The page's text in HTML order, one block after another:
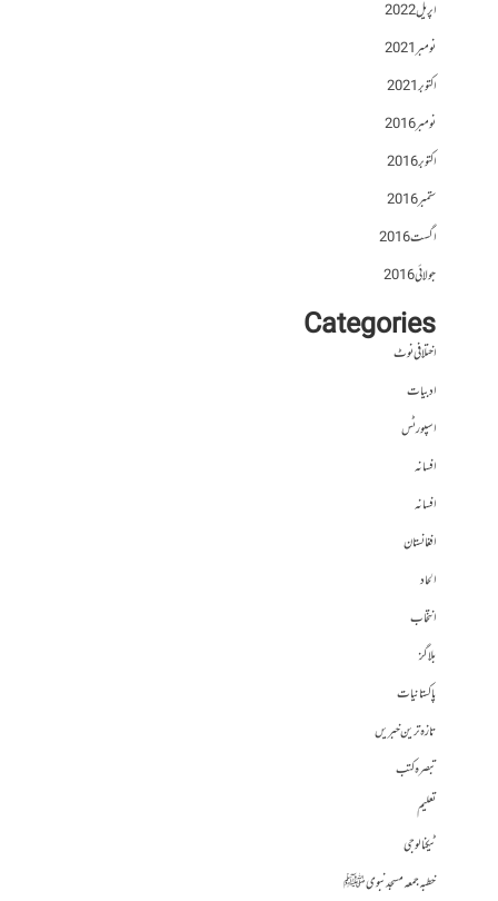
اپریل 2022
نومبر 2021
اکتوبر 2021
نومبر 2016
اکتوبر 2016
ستمبر 2016
اگست 2016
جولائی 2016
Categories
اختلافی نوٹ
ادبیات
اسپورٹس
افسانہ
افسانہ
افغانستان
الحاد
انتخاب
بلاگز
پاکستانیات
تازہ ترین خبریں
تبصرہ کتب
تعلیم
ٹیکنالوجی
خطبہ جمعہ مسجد نبوی ﷺ